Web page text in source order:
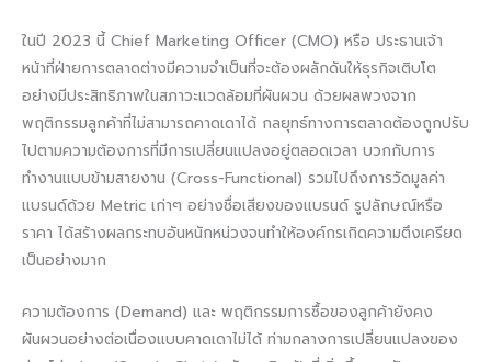
ในปี 2023 นี้ Chief Marketing Officer (CMO) หรือ ประธานเจ้า
หน้าที่ฝ่ายการตลาดต่างมีความจำเป็นที่จะต้องผลักดันให้ธุรกิจเติบโต
อย่างมีประสิทธิภาพในสภาวะแวดล้อมที่ผันผวน ด้วยผลพวงจาก
พฤติกรรมลูกค้าที่ไม่สามารถคาดเดาได้ กลยุทธ์ทางการตลาดต้องถูกปรับ
ไปตามความต้องการที่มีการเปลี่ยนแปลงอยู่ตลอดเวลา บวกกับการ
ทำงานแบบข้ามสายงาน (Cross-Functional) รวมไปถึงการวัดมูลค่า
แบรนด์ด้วย Metric เก่าๆ อย่างชื่อเสียงของแบรนด์ รูปลักษณ์หรือ
ราคา ได้สร้างผลกระทบอันหนักหน่วงจนทำให้องค์กรเกิดความตึงเครียด
เป็นอย่างมาก
ความต้องการ (Demand) และ พฤติกรรมการซื้อของลูกค้ายังคง
ผันผวนอย่างต่อเนื่องแบบคาดเดาไม่ได้ ท่ามกลางการเปลี่ยนแปลงของ